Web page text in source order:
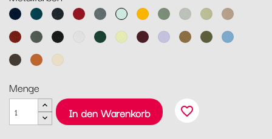
AbyssblauAcapulcoblau
Anthrazit
Chili Gewittergrau
Gletscherminze
HonigKaktusLehmgrau
LindgrünMuskat
OckerRosmarin
Lakritz Baumwollweiß
Zederngrün
Zitronensorbet
Schwarzkirsche
Marshmallo
Lebkuchen
PestoMaya
TonkaKandierte
Latte-
Menge
In den Warenkorb
favorite_border